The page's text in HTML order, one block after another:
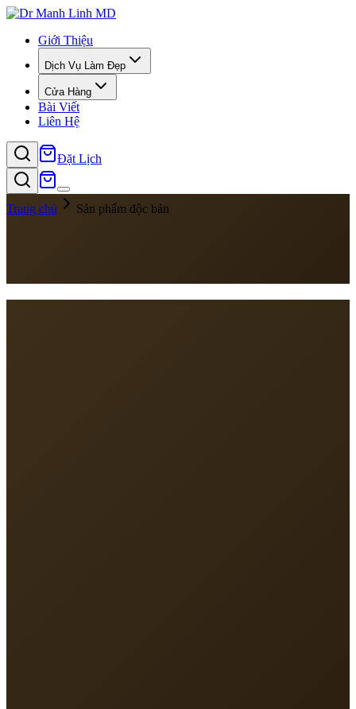
Giới Thiệu
Dịch Vụ Làm Đẹp
Cửa Hàng
Bài Viết
Liên Hệ
Đặt Lịch
Trang chủ Sản phẩm độc bản